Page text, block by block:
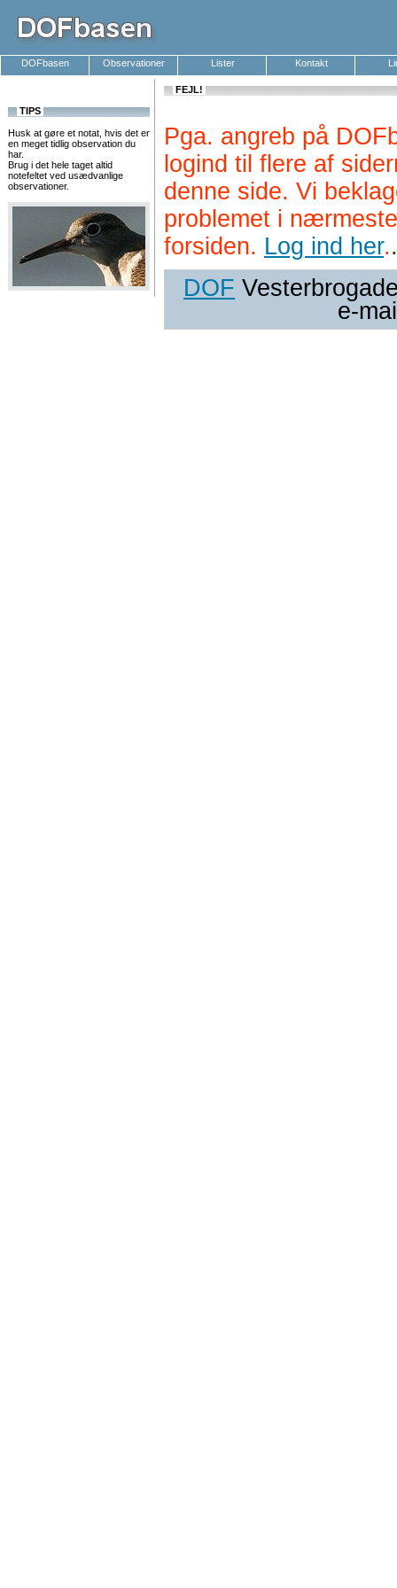
DOFbasen Observationer Lister Kontakt
TIPS
Husk at gøre et notat, hvis det er
en meget tidlig observation du
har.
Brug i det hele taget altid
notefeltet ved usædvanlige
observationer.
FEJL!
Pga. angreb på
logind til flere af
denne side. Vi
problemet i
forsiden. Log ind her..
DOF
e-